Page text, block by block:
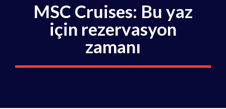
MSC Cruises: Bu yaz
için rezervasyon
zamanı